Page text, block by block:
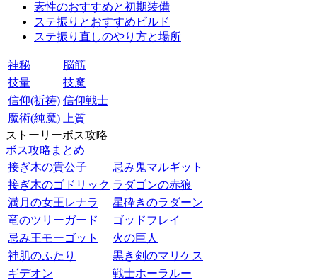
素性のおすすめと初期装備
ステ振りとおすすめビルド
ステ振り直しのやり方と場所
神秘
脳筋
技量
技魔
信仰(祈祷) 信仰戦士
魔術(純魔)
上質
ストーリーボス攻略
ボス攻略まとめ
接ぎ木の貴公子
忌み鬼マルギット
接ぎ木のゴドリック ラダゴンの赤狼
満月の女王レナラ
星砕きのラダーン
竜のツリーガード
ゴッドフレイ
忌み王モーゴット
火の巨人
神肌のふたり
黒き剣のマリケス
ギデオン
戦士ホーラルー